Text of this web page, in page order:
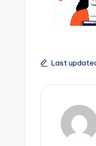
Last